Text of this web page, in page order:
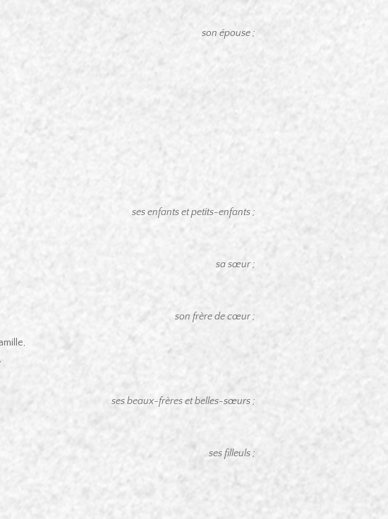
son épouse ;
ses enfants et petits-enfants ;
sa sœur ;
son frère de cœur ;
ses beaux-frères et belles-sœurs ;
ses filleuls ;